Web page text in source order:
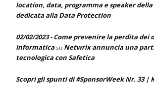
location, data, programma e speaker
dedicata alla Data Protection
02/02/2023 - Come prevenire la perdita dei
Informaticasu Netwrix annuncia una
tecnologica con Safetica
Scopri gli spunti di #SponsorWeek Nr. 33 |